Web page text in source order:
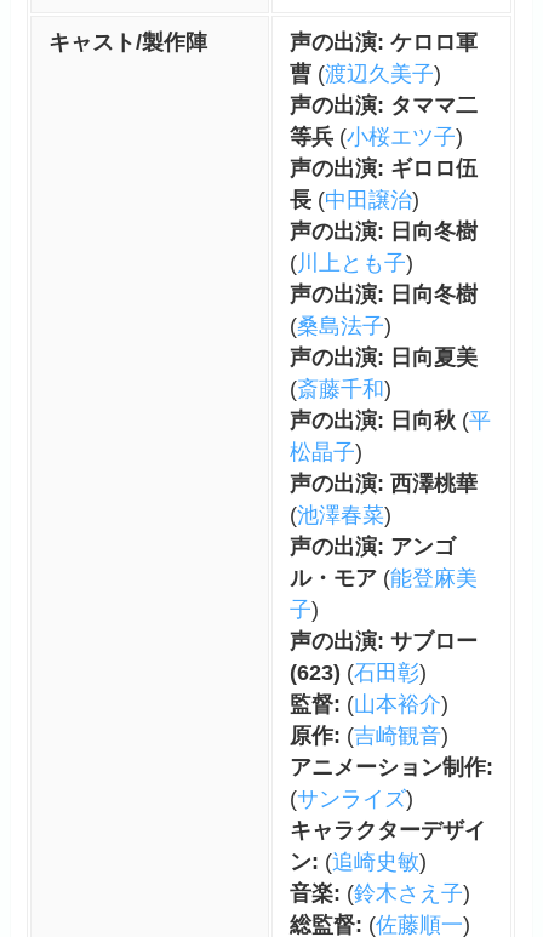
キャスト/製作陣
声の出演: ケロロ軍
曹(渡辺久美子)
声の出演: タママ二
等兵(小桜エツ子)
声の出演: ギロロ伍
長(中田譲治)
声の出演: 日向冬樹
(川上とも子)
声の出演: 日向冬樹
(桑島法子)
声の出演: 日向夏美
(斎藤千和)
声の出演: 日向秋(平
松晶子)
声の出演: 西澤桃華
(池澤春菜)
声の出演: アンゴ
ル・モア(能登麻美
子)
声の出演: サブロー
(623) (石田彰)
監督: (山本裕介)
原作: (吉崎観音)
アニメーション制作:
(サンライズ)
キャラクターデザイ
ン: (追崎史敏)
音楽: (鈴木さえ子)
総監督: (佐藤順一)